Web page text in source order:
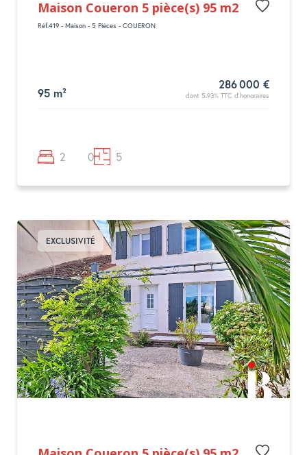
Maison Coueron 5 pièce(s) 95 m2
Réf.419 - Maison - 5 Pièces - COUERON
95 m²
286 000 €
dont 5.93% TTC d'honoraires
2 0 5
EXCLUSIVITÉ